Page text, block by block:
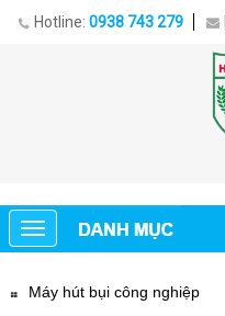
Hotline: 0938 743 279
Máy hút bụi công nghiệp